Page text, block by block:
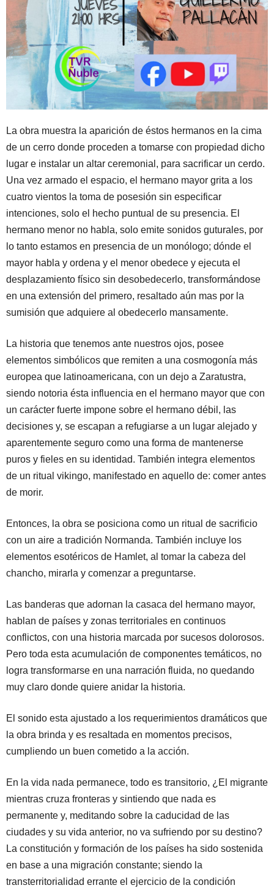
La obra muestra la aparición de éstos hermanos en la cima
de un cerro donde proceden a tomarse con propiedad dicho
lugar e instalar un altar ceremonial, para sacrificar un cerdo.
Una vez armado el espacio, el hermano mayor grita a los
cuatro vientos la toma de posesión sin especificar
intenciones, solo el hecho puntual de su presencia. El
hermano menor no habla, solo emite sonidos guturales, por
lo tanto estamos en presencia de un monólogo; dónde el
mayor habla y ordena y el menor obedece y ejecuta el
desplazamiento físico sin desobedecerlo, transformándose
en una extensión del primero, resaltado aún mas por la
sumisión que adquiere al obedecerlo mansamente.
La historia que tenemos ante nuestros ojos, posee
elementos simbólicos que remiten a una cosmogonía más
europea que latinoamericana, con un dejo a Zaratustra,
siendo notoria ésta influencia en el hermano mayor que con
un carácter fuerte impone sobre el hermano débil, las
decisiones y, se escapan a refugiarse a un lugar alejado y
aparentemente seguro como una forma de mantenerse
puros y fieles en su identidad. También integra elementos
de un ritual vikingo, manifestado en aquello de: comer antes
de morir.
Entonces, la obra se posiciona como un ritual de sacrificio
con un aire a tradición Normanda. También incluye los
elementos esotéricos de Hamlet, al tomar la cabeza del
chancho, mirarla y comenzar a preguntarse.
Las banderas que adornan la casaca del hermano mayor,
hablan de países y zonas territoriales en continuos
conflictos, con una historia marcada por sucesos dolorosos.
Pero toda esta acumulación de componentes temáticos, no
logra transformarse en una narración fluida, no quedando
muy claro donde quiere anidar la historia.
El sonido esta ajustado a los requerimientos dramáticos que
la obra brinda y es resaltada en momentos precisos,
cumpliendo un buen cometido a la acción.
En la vida nada permanece, todo es transitorio, ¿El migrante
mientras cruza fronteras y sintiendo que nada es
permanente y, meditando sobre la caducidad de las
ciudades y su vida anterior, no va sufriendo por su destino?
La constitución y formación de los países ha sido sostenida
en base a una migración constante; siendo la
transterritorialidad errante el ejercicio de la condición